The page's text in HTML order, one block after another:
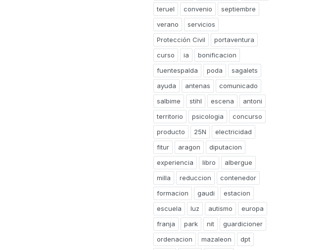
teruel
convenio
septiembre
verano
servicios
Protección Civil
portaventura
curso
ia
bonificacion
fuentespalda
poda
sagalets
ayuda
antenas
comunicado
salbime
stihl escena
antoni
territorio
psicologia
concurso
producto
25N
electricidad
fitur
aragon
diputacion
experiencia
libro
albergue
milla
reduccion
contenedor
formacion
gaudi
estacion
escuela
luz autismo
europa
franja
park nit
guardicioner
ordenacion
mazaleon
dpt